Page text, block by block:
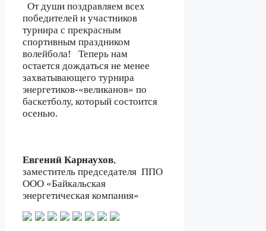
От души поздравляем всех
победителей и участников
турнира с прекрасным
спортивным праздником
волейбола!
Теперь нам
остается дождаться не менее
захватывающего турнира
энергетиков-«великанов» по
баскетболу, который состоится
осенью.
Евгений Карнаухов,
заместитель председателя ППО
ООО «Байкальская
энергетическая компания»